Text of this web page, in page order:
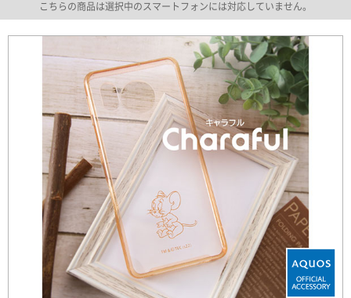
こちらの商品は選択中のスマートフォンには対応していません。